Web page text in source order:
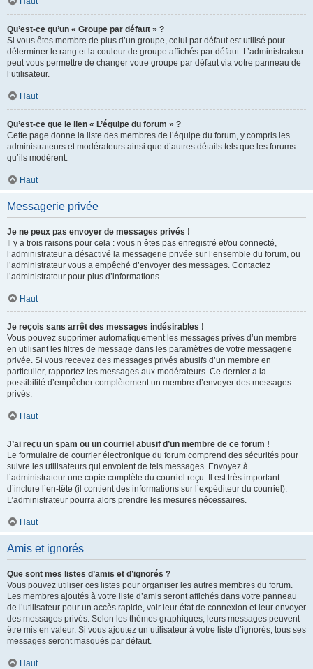
Qu’est-ce qu’un « Groupe par défaut » ?
Si vous êtes membre de plus d’un groupe, celui par défaut est utilisé pour
déterminer le rang et la couleur de groupe affichés par défaut. L’administrateur
peut vous permettre de changer votre groupe par défaut via votre panneau de
l’utilisateur.
Haut
Qu’est-ce que le lien « L’équipe du forum » ?
Cette page donne la liste des membres de l’équipe du forum, y compris les
administrateurs et modérateurs ainsi que d’autres détails tels que les forums
qu’ils modèrent.
Haut
Messagerie privée
Je ne peux pas envoyer de messages privés !
Il y a trois raisons pour cela : vous n’êtes pas enregistré et/ou connecté,
l’administrateur a désactivé la messagerie privée sur l’ensemble du forum, ou
l’administrateur vous a empêché d’envoyer des messages. Contactez
l’administrateur pour plus d’informations.
Haut
Je reçois sans arrêt des messages indésirables !
Vous pouvez supprimer automatiquement les messages privés d’un membre
en utilisant les filtres de message dans les paramètres de votre messagerie
privée. Si vous recevez des messages privés abusifs d’un membre en
particulier, rapportez les messages aux modérateurs. Ce dernier a la
possibilité d’empêcher complètement un membre d’envoyer des messages
privés.
Haut
J’ai reçu un spam ou un courriel abusif d’un membre de ce forum !
Le formulaire de courrier électronique du forum comprend des sécurités pour
suivre les utilisateurs qui envoient de tels messages. Envoyez à
l’administrateur une copie complète du courriel reçu. Il est très important
d’inclure l’en-tête (il contient des informations sur l’expéditeur du courriel).
L’administrateur pourra alors prendre les mesures nécessaires.
Haut
Amis et ignorés
Que sont mes listes d’amis et d’ignorés ?
Vous pouvez utiliser ces listes pour organiser les autres membres du forum.
Les membres ajoutés à votre liste d’amis seront affichés dans votre panneau
de l’utilisateur pour un accès rapide, voir leur état de connexion et leur envoyer
des messages privés. Selon les thèmes graphiques, leurs messages peuvent
être mis en valeur. Si vous ajoutez un utilisateur à votre liste d’ignorés, tous ses
messages seront masqués par défaut.
Haut